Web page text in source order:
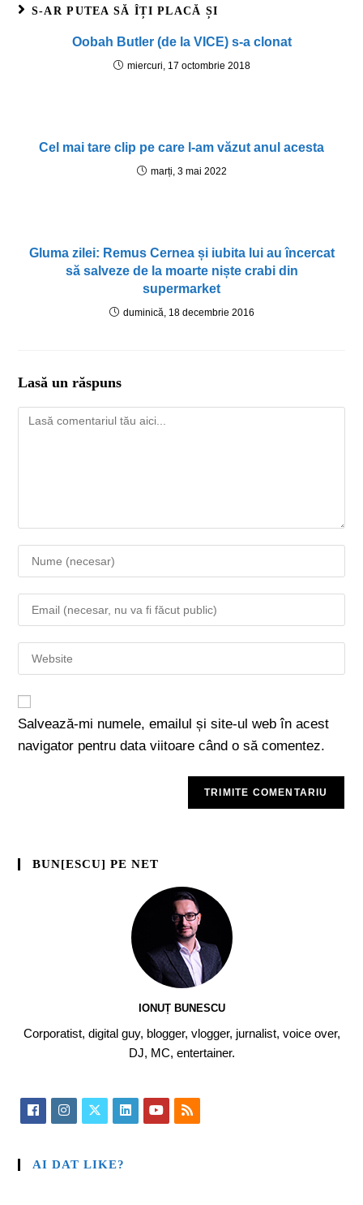
S-AR PUTEA SĂ ÎȚI PLACĂ ȘI
Oobah Butler (de la VICE) s-a clonat
miercuri, 17 octombrie 2018
Cel mai tare clip pe care l-am văzut anul acesta
marți, 3 mai 2022
Gluma zilei: Remus Cernea și iubita lui au încercat
să salveze de la moarte niște crabi din
supermarket
duminică, 18 decembrie 2016
Lasă un răspuns
Salvează-mi numele, emailul și site-ul web în acest
navigator pentru data viitoare când o să comentez.
BUN[ESCU] PE NET
IONUȚ BUNESCU
Corporatist, digital guy, blogger, vlogger, jurnalist, voice over,
DJ, MC, entertainer.
AI DAT LIKE?